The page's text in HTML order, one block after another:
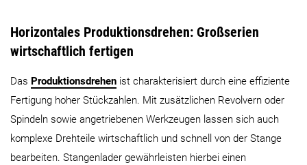
Horizontales Produktionsdrehen: Großserien
wirtschaftlich fertigen
Das Produktionsdrehen ist charakterisiert durch eine effiziente
Fertigung hoher Stückzahlen. Mit zusätzlichen Revolvern oder
Spindeln sowie angetriebenen Werkzeugen lassen sich auch
komplexe Drehteile wirtschaftlich und schnell von der Stange
bearbeiten. Stangenlader gewährleisten hierbei einen